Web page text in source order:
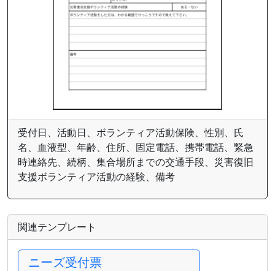
受付日、活動日、ボランティア活動保険、性別、氏
名、血液型、年齢、住所、固定電話、携帯電話、緊急
時連絡先、続柄、集合場所までの交通手段、災害復旧
支援ボランティア活動の経験、備考
関連テンプレート
ニーズ受付票